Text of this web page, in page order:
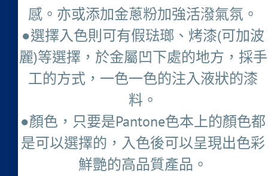
感。亦或添加金蔥粉加強活潑氣氛。
●選擇入色則可有假琺瑯、烤漆(可加波
麗)等選擇，於金屬凹下處的地方，採手
工的方式，一色一色的注入液狀的漆
料。
●顏色，只要是Pantone色本上的顏色都
是可以選擇的，入色後可以呈現出色彩
鮮艷的高品質產品。